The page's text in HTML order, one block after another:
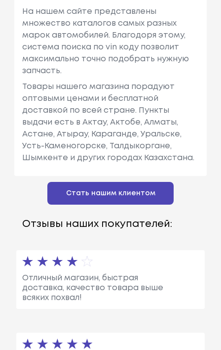
На нашем сайте представлены
множество каталогов самых разных
марок автомобилей. Благодоря этому,
система поиска по vin коду позволит
максимально точно подобрать нужную
запчасть.
Товары нашего магазина порадуют
оптовыми ценами и бесплатной
доставкой по всей стране. Пункты
выдачи есть в Актау, Актобе, Алматы,
Астане, Атырау, Караганде, Уральске,
Усть-Каменогорске, Талдыкоргане,
Шымкенте и других городах Казахстана.
Стать нашим клиентом
Отзывы наших покупателей:
Отличный магазин, быстрая
доставка, качество товара выше
всяких похвал!